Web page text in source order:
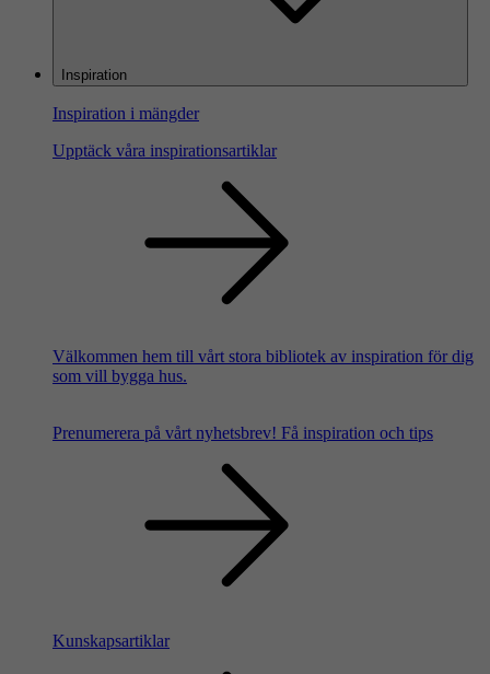
Inspiration
Inspiration i mängder
Upptäck våra inspirationsartiklar
Välkommen hem till vårt stora bibliotek av inspiration för dig
som vill bygga hus.
Prenumerera på vårt nyhetsbrev! Få inspiration och tips
Kunskapsartiklar